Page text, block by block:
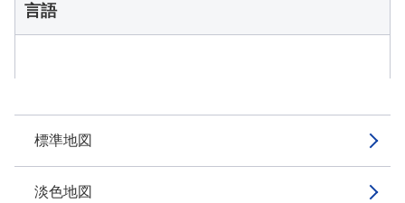
標準地図
淡色地図
言語